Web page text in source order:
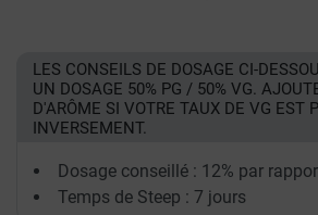
LES CONSEILS DE DOSAGE CI-
UN DOSAGE 50% PG / 50% VG.
D'ARÔME SI VOTRE TAUX DE VG EST
INVERSEMENT.
Dosage conseillé : 12% par
Temps de Steep : 7 jours